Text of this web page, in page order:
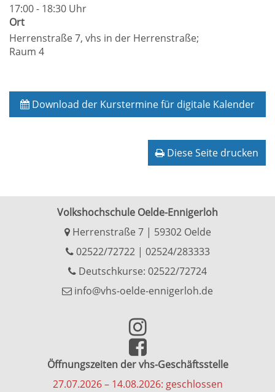
17:00 - 18:30 Uhr
Ort
Herrenstraße 7, vhs in der Herrenstraße;
Raum 4
Download der Kurstermine für digitale Kalender
Diese Seite drucken
Volkshochschule Oelde-Ennigerloh
Herrenstraße 7 | 59302 Oelde
02522/72722| 02524/283333
Deutschkurse: 02522/72724
info@vhs-oelde-ennigerloh.de
Öffnungszeiten der vhs-Geschäftsstelle
27.07.2026 – 14.08.2026: geschlossen